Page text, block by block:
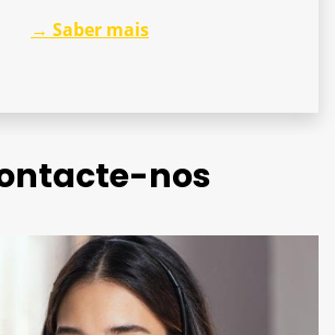
→ Saber mais
nos